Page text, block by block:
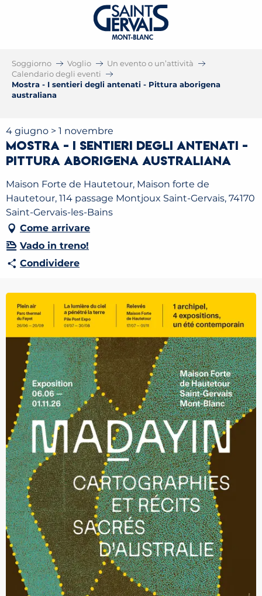
Soggiorno Voglio
Un evento o un’attività
Calendario degli eventi
Mostra - I sentieri degli antenati - Pittura aborigena
australiana
4 giugno > 1 novembre
Mostra - I sentieri degli antenati -
Pittura aborigena australiana
Maison Forte de Hautetour, Maison forte de
Hautetour, 114 passage Montjoux Saint-Gervais, 74170
Saint-Gervais-les-Bains
Come arrivare
Vado in treno!
Condividere